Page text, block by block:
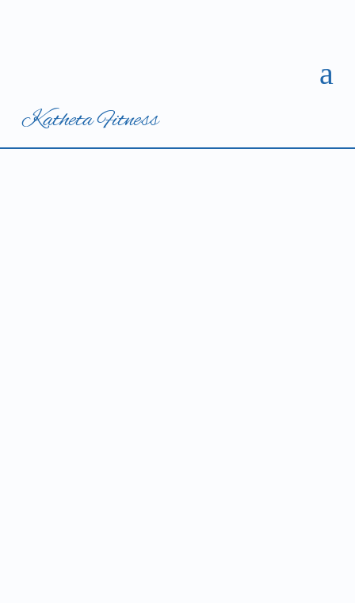
Katheta Fitness
a